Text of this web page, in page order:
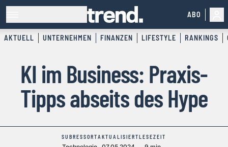
ABO
AKTUELL UNTERNEHMEN FINANZEN LIFESTYLE RANKINGS
KI im Business: Praxis-
Tipps abseits des Hype
SUBRESSORTAKTUALISIERTLESEZEIT